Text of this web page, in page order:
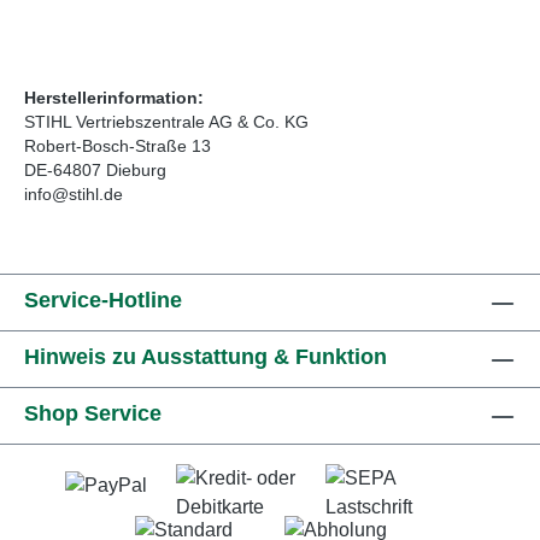
Herstellerinformation:
STIHL Vertriebszentrale AG & Co. KG
Robert-Bosch-Straße 13
DE-64807 Dieburg
info@stihl.de
Service-Hotline
Hinweis zu Ausstattung & Funktion
Shop Service